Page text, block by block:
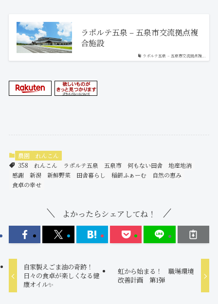
ラポルテ五泉 – 五泉市交流拠点複...
ラポルテ五泉 – 五泉市交流拠点複
合施設
農園
れんこん
358
れんこん ラポルテ五泉 五泉市 何もない田舎
地産地消
感謝
新潟 新鮮野菜 田舎暮らし 稲餅ふぁーむ
自然の恵み
食卓の幸せ
よかったらシェアしてね！
自家製えごま油の奇跡！
日々の食卓が楽しくなる健
康オイル✨
虹から始まる！ 職場環境
改善計画 第1弾